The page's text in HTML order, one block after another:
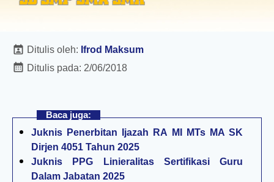
Ditulis oleh: Ifrod Maksum
Ditulis pada: 2/06/2018
Baca juga:
Juknis Penerbitan Ijazah RA MI MTs MA SK
Dirjen 4051 Tahun 2025
Juknis PPG Linieralitas Sertifikasi Guru
Dalam Jabatan 2025